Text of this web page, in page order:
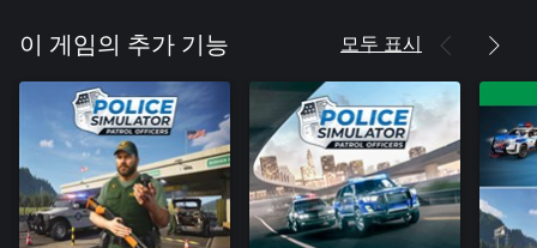
이 게임의 추가 기능 모두 표시